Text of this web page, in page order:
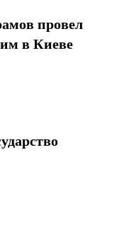
провел
в Киеве